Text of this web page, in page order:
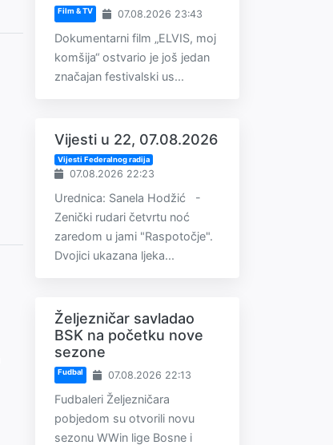
Film & TV 07.08.2026 23:43
Dokumentarni film „ELVIS, moj
komšija“ ostvario je još jedan
značajan festivalski us...
Vijesti u 22, 07.08.2026
Vijesti Federalnog radija
07.08.2026 22:23
Urednica: Sanela Hodžić -
Zenički rudari četvrtu noć
zaredom u jami "Raspotočje".
Dvojici ukazana ljeka...
Željezničar savladao
BSK na početku nove
sezone
Fudbal 07.08.2026 22:13
Fudbaleri Željezničara
pobjedom su otvorili novu
sezonu WWin lige Bosne i